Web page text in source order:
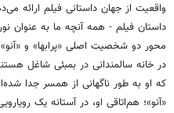
واقعیت از جهان داستانی فیلم ارائه
داستان فیلم - همه آنچه ما به عنوان
محور دو شخصیت اصلی «پرابها» و
در خانه سالمندانی در بمبئی شاغل
که او به طور ناگهانی از همسر جدا
«آنو»؛ هم‌اتاقی او، در آستانه یک